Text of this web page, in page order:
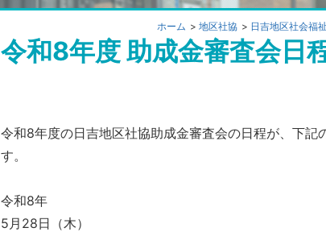
ホーム 地区社協 日吉地区社会福
令和8年度 助成金審査会日
令和8年度の日吉地区社協助成金審査会の日程が、下記
す。
令和8年
5月28日（木）